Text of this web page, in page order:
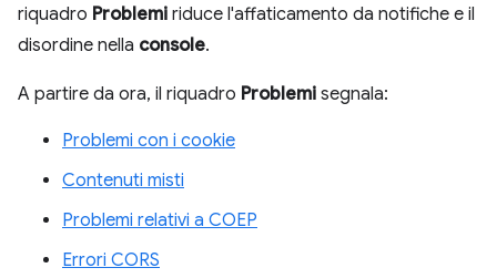
riquadro Problemi riduce l'affaticamento da notifiche e il
disordine nella console.
A partire da ora, il riquadro Problemi segnala:
Problemi con i cookie
Contenuti misti
Problemi relativi a COEP
Errori CORS